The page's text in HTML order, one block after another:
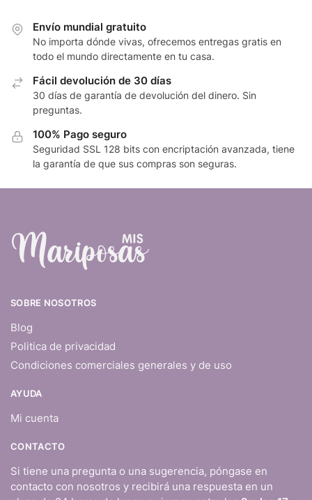
Envío mundial gratuito
No importa dónde vivas, ofrecemos entregas gratis en
todo el mundo directamente en tu casa.
Fácil devolución de 30 días
30 días de garantía de devolución del dinero. Sin
preguntas.
100% Pago seguro
Seguridad SSL 128 bits con encriptación avanzada, tiene
la garantía de que sus compras son seguras.
SOBRE NOSOTROS
Blog
Politica de privacidad
Condiciones comerciales generales y de uso
AYUDA
Mi cuenta
CONTACTO
Si tiene una pregunta o una sugerencia, póngase en
contacto con nosotros y recibirá una respuesta en un